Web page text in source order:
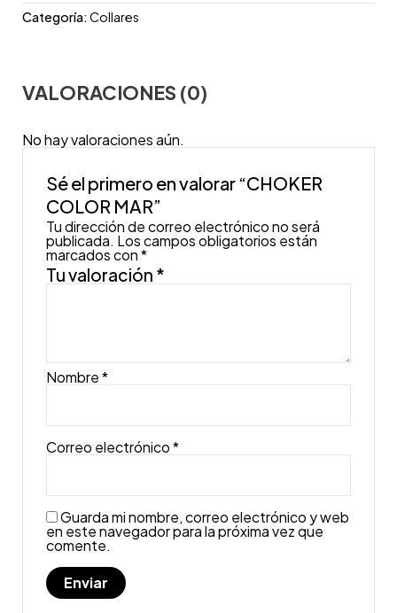
Categoría:Collares
VALORACIONES (0)
No hay valoraciones aún.
Sé el primero en valorar “CHOKER
COLOR MAR”
Tu dirección de correo electrónico no será
publicada. Los campos obligatorios están
marcados con*
Tu valoración *
Nombre*
Correo electrónico*
Guarda mi nombre, correo electrónico y web
en este navegador para la próxima vez que
comente.